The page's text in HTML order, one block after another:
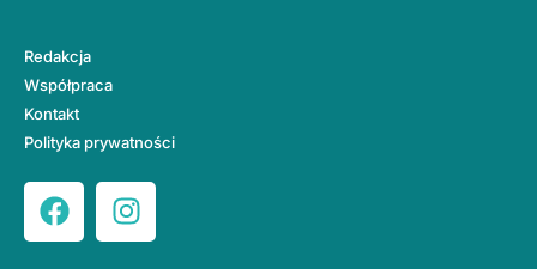
Redakcja
Współpraca
Kontakt
Polityka prywatności